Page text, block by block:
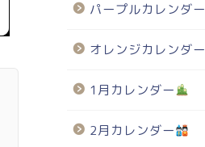
パープルカレンダー
オレンジカレンダー
1月カレンダー
2月カレンダー